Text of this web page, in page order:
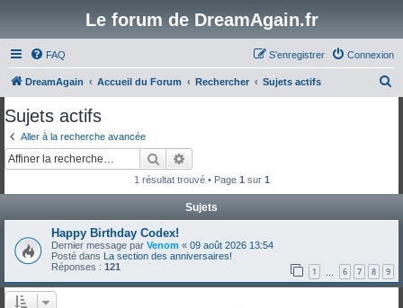
Le forum de DreamAgain.fr
FAQ Connexion
S’enregistrer
DreamAgain Accueil du Forum Rechercher Sujets actifs
Sujets actifs
Aller à la recherche avancée
Rechercher
1 résultat trouvé • Page 1 sur 1
Sujets
Happy Birthday Codex!
Dernier message par Venom « 09 août 2026 13:54
Posté dans La section des anniversaires!
Réponses : 121 1 6 7 8 9